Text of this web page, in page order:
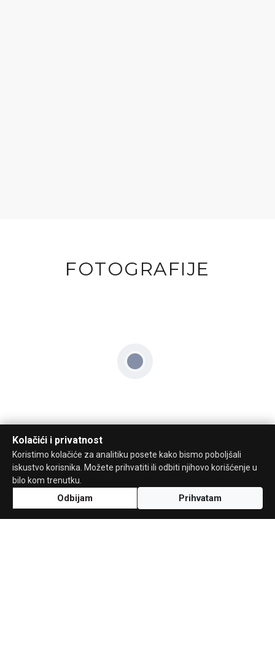
FOTOGRAFIJE
Kolačići i privatnost
Koristimo kolačiće za analitiku posete kako bismo poboljšali
iskustvo korisnika. Možete prihvatiti ili odbiti njihovo korišćenje u
bilo kom trenutku.
Odbijam Prihvatam